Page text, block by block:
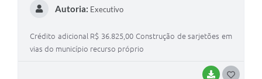
BAIXAR
Autoria: Executivo
Crédito adicional R$ 36.825,00 Construção de sarjetões em
vias do município recurso próprio